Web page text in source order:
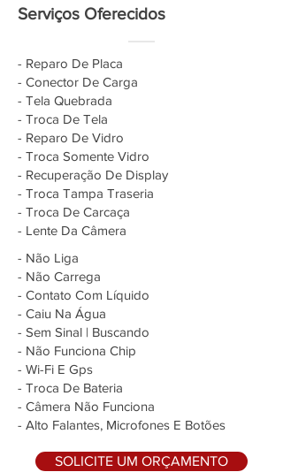
Serviços Oferecidos
- Reparo De Placa
- Conector De Carga
- Tela Quebrada
- Troca De Tela
- Reparo De Vidro
- Troca Somente Vidro
- Recuperação De Display
- Troca Tampa Traseria
- Troca De Carcaça
- Lente Da Câmera
- Não Liga
- Não Carrega
- Contato Com Líquido
- Caiu Na Água
- Sem Sinal | Buscando
- Não Funciona Chip
- Wi-Fi E Gps
- Troca De Bateria
- Câmera Não Funciona
- Alto Falantes, Microfones E Botões
SOLICITE UM ORÇAMENTO